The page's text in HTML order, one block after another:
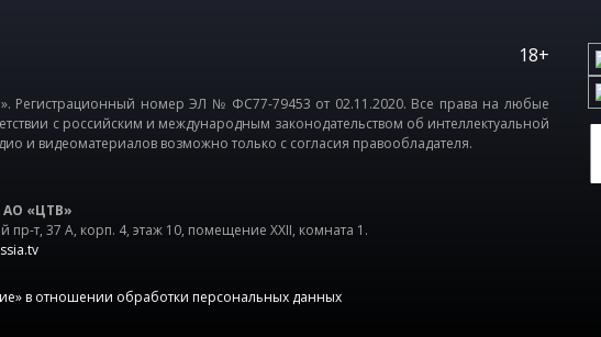
18+
Регистрационный номер ЭЛ № ФС77-79453 от 02.11.2020. Все права на любые
с российским и международным законодательством об интеллектуальной
и видеоматериалов возможно только с согласия правообладателя.
«ЦТВ»
т, 37 А, корп. 4, этаж 10, помещение XXII, комната 1.
в отношении обработки персональных данных